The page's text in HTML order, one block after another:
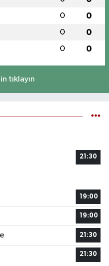
0 0
0 0
0 0
tıklayın
21:30
19:00
19:00
21:30
21:30